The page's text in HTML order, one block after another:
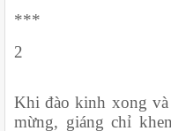
***
2
Khi đào kinh xong
mừng, giáng chỉ